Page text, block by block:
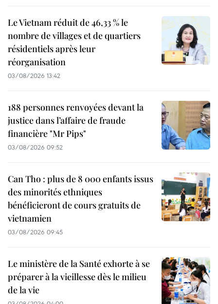
Le Vietnam réduit de 46,33 % le
nombre de villages et de quartiers
résidentiels après leur
réorganisation
03/08/2026 13:42
188 personnes renvoyées devant la
justice dans l’affaire de fraude
financière "Mr Pips"
03/08/2026 09:52
Can Tho : plus de 8 000 enfants issus
des minorités ethniques
bénéficieront de cours gratuits de
vietnamien
03/08/2026 09:45
Le ministère de la Santé exhorte à se
préparer à la vieillesse dès le milieu
de la vie